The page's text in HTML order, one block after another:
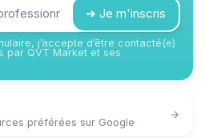
➔ Je m'inscris
j’accepte d’être contacté(e)
par QVT Market et ses
préférées sur Google